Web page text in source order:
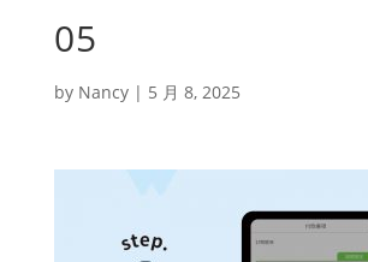
05
by Nancy| 5 月 8, 2025